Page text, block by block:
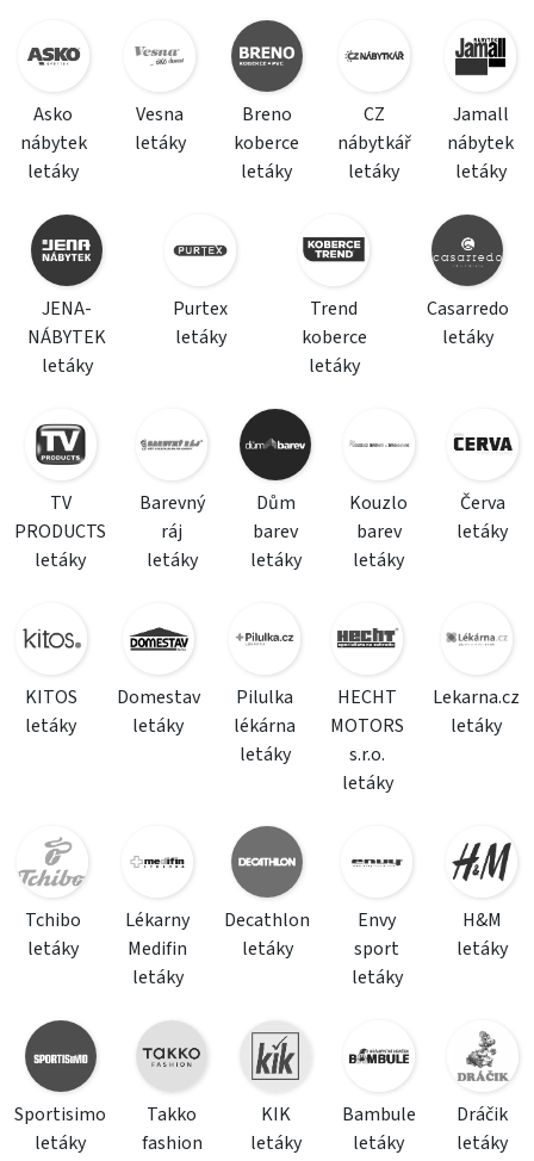
Asko
nábytek
letáky
Vesna
letáky
Breno
koberce
letáky
CZ
nábytkář
letáky
Jamall
nábytek
letáky
JENA-
NÁBYTEK
letáky
Purtex
letáky
Trend
koberce
letáky
Casarredo
letáky
TV
PRODUCTS
letáky
Barevný
ráj
letáky
Dům
barev
letáky
Kouzlo
barev
letáky
Červa
letáky
KITOS
letáky
Domestav
letáky
Pilulka
lékárna
letáky
HECHT
MOTORS
s.r.o.
letáky
Lekarna.cz
letáky
Tchibo
letáky
Lékarny
Medifin
letáky
Decathlon
letáky
Envy
sport
letáky
H&M
letáky
Sportisimo
letáky
Takko
fashion
KIK
letáky
Bambule
letáky
Dráčik
letáky